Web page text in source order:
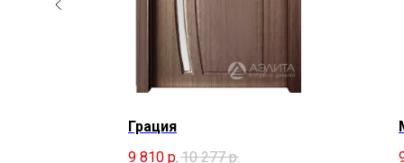
Грация
9 810 р. 10 277 р.